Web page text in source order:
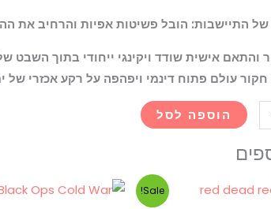
התיישבות: הובל פשיטות אפיות והרחיב את
והתאם אישית שודד ויקינגי ייחודי בתוך
עולם פתוח דינמי ויפהפה על רקע אכזרי של
הוספה לסל
Sale!
המחיר